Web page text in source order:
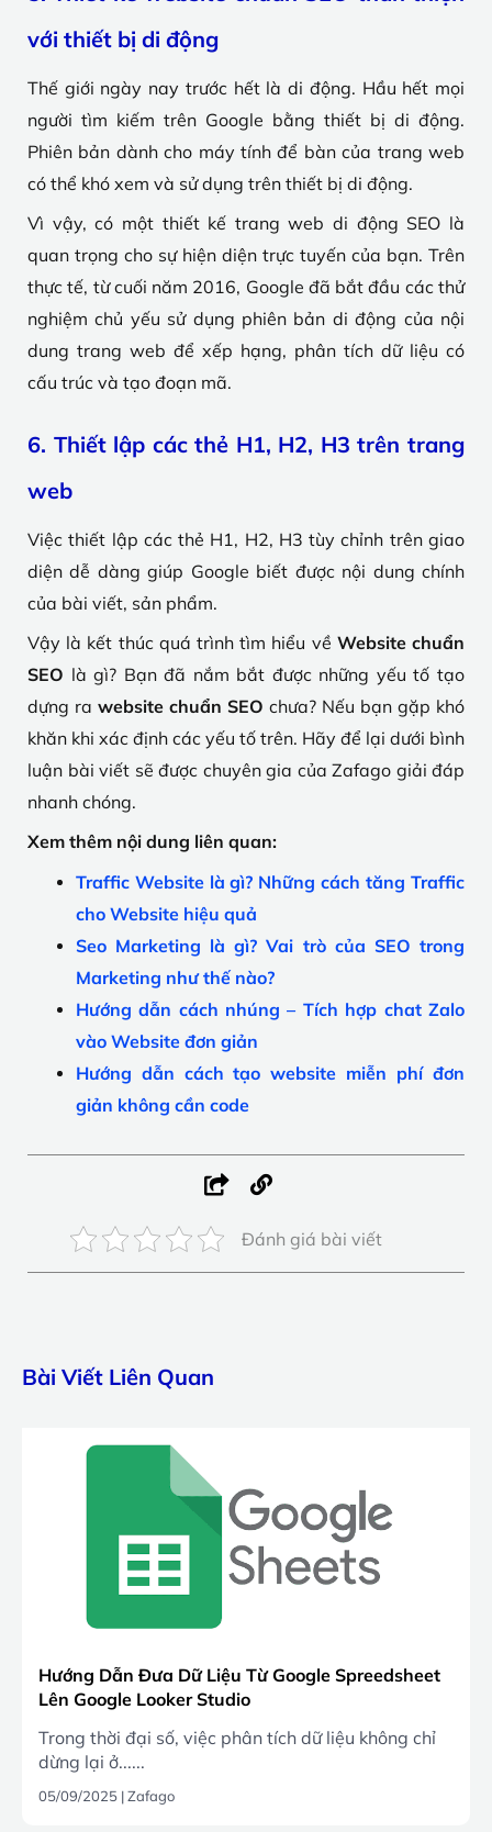
với thiết bị di động
Thế giới ngày nay trước hết là di động. Hầu hết mọi
người tìm kiếm trên Google bằng thiết bị di động.
Phiên bản dành cho máy tính để bàn của trang web
có thể khó xem và sử dụng trên thiết bị di động.
Vì vậy, có một thiết kế trang web di động SEO là
quan trọng cho sự hiện diện trực tuyến của bạn. Trên
thực tế, từ cuối năm 2016, Google đã bắt đầu các thử
nghiệm chủ yếu sử dụng phiên bản di động của nội
dung trang web để xếp hạng, phân tích dữ liệu có
cấu trúc và tạo đoạn mã.
6. Thiết lập các thẻ H1, H2, H3 trên trang
web
Việc thiết lập các thẻ H1, H2, H3 tùy chỉnh trên giao
diện dễ dàng giúp Google biết được nội dung chính
của bài viết, sản phẩm.
Vậy là kết thúc quá trình tìm hiểu về Website chuẩn
SEO là gì? Bạn đã nắm bắt được những yếu tố tạo
dựng ra website chuẩn SEO chưa? Nếu bạn gặp khó
khăn khi xác định các yếu tố trên. Hãy để lại dưới bình
luận bài viết sẽ được chuyên gia của Zafago giải đáp
nhanh chóng.
Xem thêm nội dung liên quan:
Traffic Website là gì? Những cách tăng Traffic
cho Website hiệu quả
Seo Marketing là gì? Vai trò của SEO trong
Marketing như thế nào?
Hướng dẫn cách nhúng – Tích hợp chat Zalo
vào Website đơn giản
Hướng dẫn cách tạo website miễn phí đơn
giản không cần code
Đánh giá bài viết
Bài Viết Liên Quan
Hướng Dẫn Đưa Dữ Liệu Từ Google Spreedsheet
Lên Google Looker Studio
Trong thời đại số, việc phân tích dữ liệu không chỉ
dừng lại ở......
05/09/2025 |Zafago